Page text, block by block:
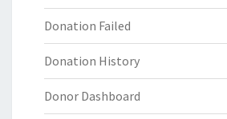
Donation Failed
Donation History
Donor Dashboard